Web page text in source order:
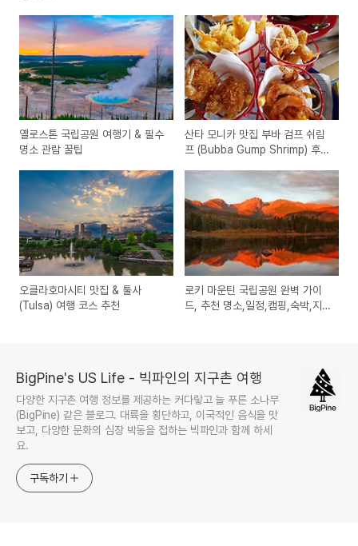
옐로스톤 국립공원 여행기 & 필수
명소 관람 꿀팁
산타 모니카 맛집 부바 검프 쉬림
프 (Bubba Gump Shrimp) 후기
오클라호마시티 맛집 & 툴사
(Tulsa) 여행 코스 추천
로키 마운틴 국립공원 완벽 가이
드, 추천 명소,일정,캠핑,숙박,지
BigPine's US Life - 빅파인의 지구촌 여행
다양한 지구촌 여행 정보를 제공하는 커다랗고 늘 푸른 소나무
(BigPine) 같은 블로그. 대륙을 횡단하고, 이국적인 음식을 맛
보고, 다양한 문화의 심장 박동을 접하는 빅파인과 함께 하세
요.
구독하기